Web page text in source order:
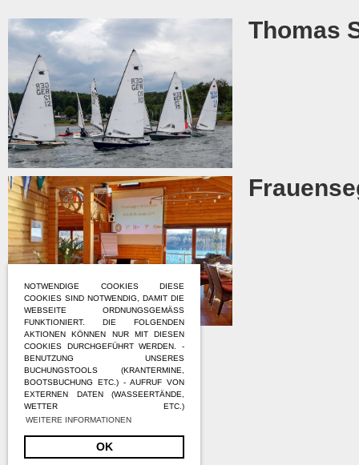
NOTWENDIGE COOKIES DIESE
COOKIES SIND NOTWENDIG, DAMIT DIE
WEBSEITE ORDNUNGSGEMÄSS F
UNKTIONIERT. DIE FOLGENDEN A
KTIONEN KÖNNEN NUR MIT DIESEN C
OOKIES DURCHGEFÜHRT WERDEN. - B
ENUTZUNG UNSERES B
UCHUNGSTOOLS (KRANTERMINE, B
OOTSBUCHUNG ETC.) - AUFRUF VON E
XTERNEN DATEN (WASSEERTÄNDE, W
ETTER ETC.)
WEITERE INFORMATIONEN
OK
Thomas